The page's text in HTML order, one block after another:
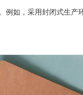
如，采用封闭式生